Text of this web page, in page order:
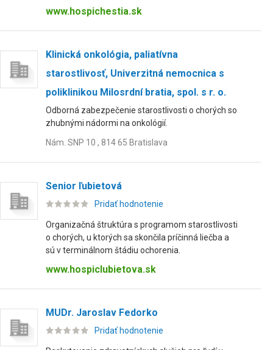
www.hospichestia.sk
Klinická onkológia, paliatívna
starostlivosť, Univerzitná nemocnica s
poliklinikou Milosrdní bratia, spol. s r. o.
Odborná zabezpečenie starostlivosti o chorých so
zhubnými nádormi na onkológií.
Nám. SNP 10 , 814 65 Bratislava
Senior ľubietová
Pridať hodnotenie
Organizačná štruktúra s programom starostlivosti
o chorých, u ktorých sa skončila príčinná liečba a
sú v terminálnom štádiu ochorenia.
www.hospiclubietova.sk
MUDr. Jaroslav Fedorko
Pridať hodnotenie